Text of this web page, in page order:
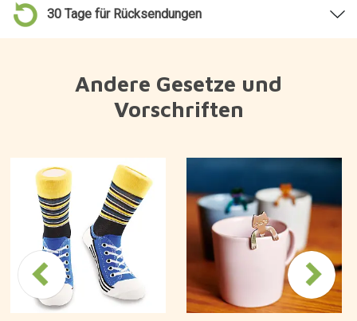
30 Tage für Rücksendungen
Andere Gesetze und
Vorschriften